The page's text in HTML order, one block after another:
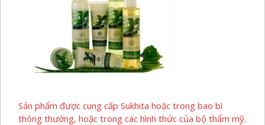
Sản phẩm được cung cấp Sukhita hoặc trong bao bì
thông thường, hoặc trong các hình thức của bộ thẩm mỹ.